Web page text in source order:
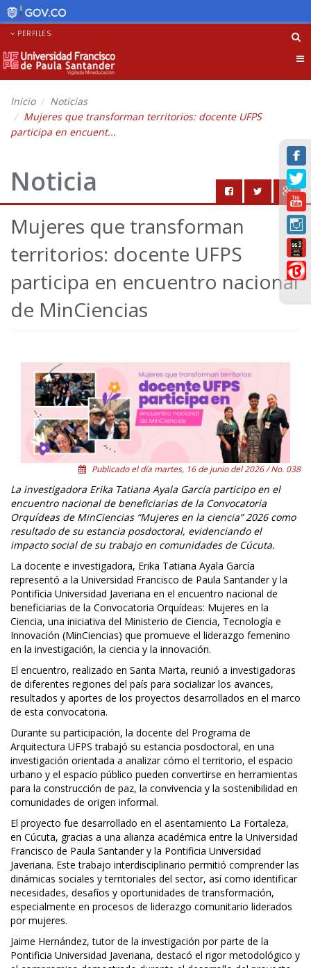
PERFILES
Inicio
Noticias
Mujeres que transforman territorios: docente UFPS
participa en encuent...
Noticia
Mujeres que transforman
territorios: docente UFPS
participa en encuentro nacional
de MinCiencias
Publicado el día martes, 16 de junio del 2026 / No. 038
La investigadora Erika Tatiana Ayala García participo en el
encuentro nacional de beneficiarias de la Convocatoria
Orquídeas de MinCiencias “Mujeres en la ciencia” 2026 como
resultado de su estancia posdoctoral, evidenciando el
impacto social de su trabajo en comunidades de Cúcuta.
La docente e investigadora, Erika Tatiana Ayala García
representó a la Universidad Francisco de Paula Santander y la
Pontificia Universidad Javeriana en el encuentro nacional de
beneficiarias de la Convocatoria Orquídeas: Mujeres en la
Ciencia, una iniciativa del Ministerio de Ciencia, Tecnología e
Innovación (MinCiencias) que promueve el liderazgo femenino
en la investigación, la ciencia y la innovación.
El encuentro, realizado en Santa Marta, reunió a investigadoras
de diferentes regiones del país para socializar los avances,
resultados y aportes de los proyectos desarrollados en el marco
de esta convocatoria.
Durante su participación, la docente del Programa de
Arquitectura UFPS trabajó su estancia posdoctoral, en una
investigación orientada a analizar cómo el territorio, el espacio
urbano y el espacio público pueden convertirse en herramientas
para la construcción de paz, la convivencia y la sostenibilidad en
comunidades de origen informal.
El proyecto fue desarrollado en el asentamiento La Fortaleza,
en Cúcuta, gracias a una alianza académica entre la Universidad
Francisco de Paula Santander y la Pontificia Universidad
Javeriana. Este trabajo interdisciplinario permitió comprender las
dinámicas sociales y territoriales del sector, así como identificar
necesidades, desafíos y oportunidades de transformación,
especialmente en procesos de liderazgo comunitario liderados
por mujeres.
Jaime Hernández, tutor de la investigación por parte de la
Pontificia Universidad Javeriana, destacó el rigor metodológico y